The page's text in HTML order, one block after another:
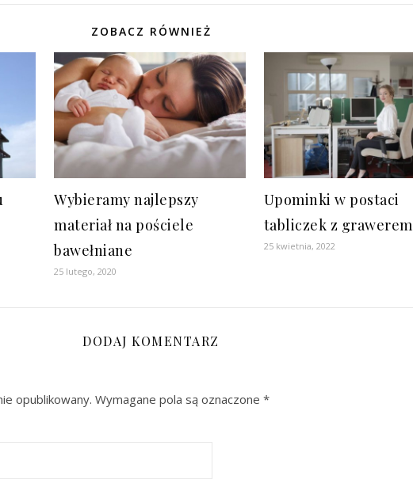
ZOBACZ RÓWNIEŻ
Wybieramy najlepszy
materiał na pościele
bawełniane
25 lutego, 2020
Upominki w postaci
tabliczek z grawerem
25 kwietnia, 2022
DODAJ KOMENTARZ
opublikowany. Wymagane pola są oznaczone *